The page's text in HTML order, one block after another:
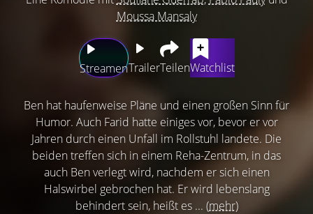
Moussa Mansaly
StreamenTrailerTeilenWatchlist
Ben hat haufenweise Pläne und einen großen Sinn für
Humor. Auch Farid hatte einiges vor, bevor er vor
Jahren durch einen Unfall im Rollstuhl landete. Die
beiden treffen sich in einem Reha-Zentrum, in das
auch Ben verlegt wird, nachdem er sich einen
Halswirbel gebrochen hat. Er wird lebenslang
behindert sein, heißt es ... (mehr)